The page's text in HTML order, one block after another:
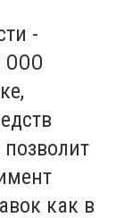
-
ООО
как в